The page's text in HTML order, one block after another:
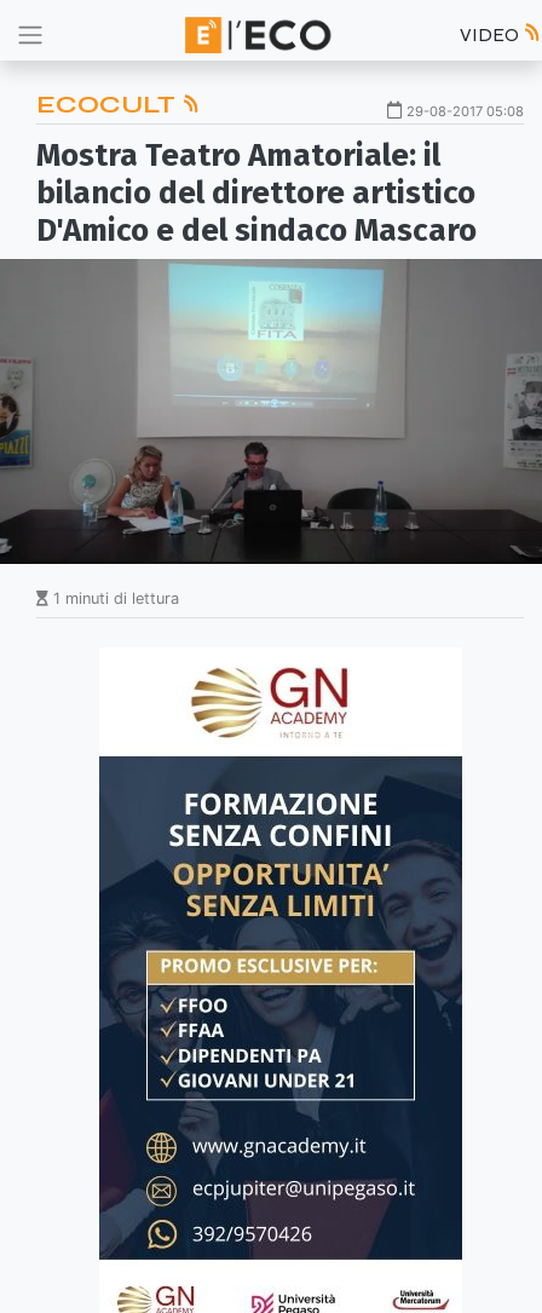
VIDEO
ECOCULT 29-08-2017 05:08
Mostra Teatro Amatoriale: il
bilancio del direttore artistico
D'Amico e del sindaco Mascaro
1 minuti di lettura